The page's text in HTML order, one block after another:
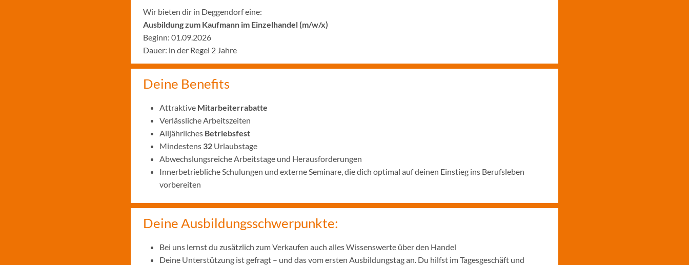
Wir bieten dir in Deggendorf eine:
Ausbildung zum Kaufmann im Einzelhandel (m/w/x)
Beginn: 01.09.2026
Dauer: in der Regel 2 Jahre
Deine Benefits
Attraktive Mitarbeiterrabatte
Verlässliche Arbeitszeiten
Alljährliches Betriebsfest
Mindestens 32 Urlaubstage
Abwechslungsreiche Arbeitstage und Herausforderungen
Innerbetriebliche Schulungen und externe Seminare, die dich optimal auf deinen Einstieg ins Berufsleben
vorbereiten
Deine Ausbildungsschwerpunkte:
Bei uns lernst du zusätzlich zum Verkaufen auch alles Wissenswerte über den Handel
Deine Unterstützung ist gefragt – und das vom ersten Ausbildungstag an. Du hilfst im Tagesgeschäft und